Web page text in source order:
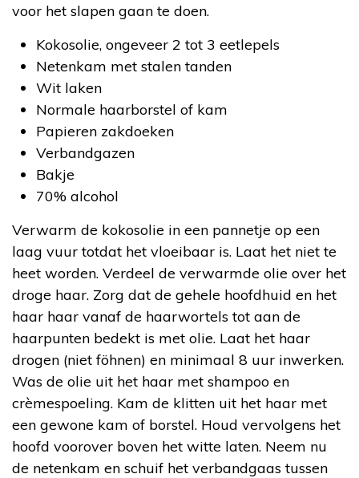
voor het slapen gaan te doen.
Kokosolie, ongeveer 2 tot 3 eetlepels
Netenkam met stalen tanden
Wit laken
Normale haarborstel of kam
Papieren zakdoeken
Verbandgazen
Bakje
70% alcohol
Verwarm de kokosolie in een pannetje op een
laag vuur totdat het vloeibaar is. Laat het niet te
heet worden. Verdeel de verwarmde olie over het
droge haar. Zorg dat de gehele hoofdhuid en het
haar haar vanaf de haarwortels tot aan de
haarpunten bedekt is met olie. Laat het haar
drogen (niet föhnen) en minimaal 8 uur inwerken.
Was de olie uit het haar met shampoo en
crèmespoeling. Kam de klitten uit het haar met
een gewone kam of borstel. Houd vervolgens het
hoofd voorover boven het witte laten. Neem nu
de netenkam en schuif het verbandgaas tussen